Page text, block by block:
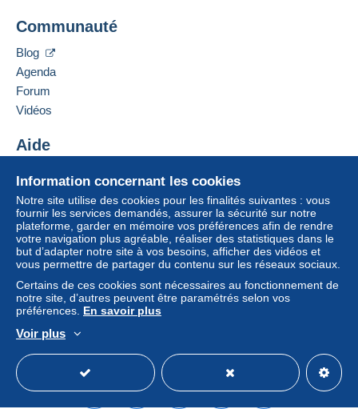
Information concernant les cookies
Notre site utilise des cookies pour les finalités suivantes : vous
fournir les services demandés, assurer la sécurité sur notre
plateforme, garder en mémoire vos préférences afin de rendre
votre navigation plus agréable, réaliser des statistiques dans le
but d’adapter notre site à vos besoins, afficher des vidéos et
vous permettre de partager du contenu sur les réseaux sociaux.
Certains de ces cookies sont nécessaires au fonctionnement de
notre site, d’autres peuvent être paramétrés selon vos
préférences. En savoir plus
Voir plus
Communauté
Blog
Agenda
Forum
Vidéos
Aide
Acheter sur Delcampe
Vendre sur Delcampe
Un site sécurisé